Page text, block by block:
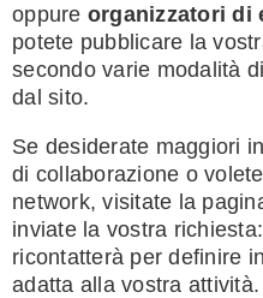
oppure organizzatori di
potete pubblicare la
secondo varie modalità
dal sito.
Se desiderate maggiori
di collaborazione o
network, visitate la
inviate la vostra
ricontatterà per definire
adatta alla vostra attività.